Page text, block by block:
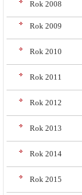
Rok 2008
Rok 2009
Rok 2010
Rok 2011
Rok 2012
Rok 2013
Rok 2014
Rok 2015